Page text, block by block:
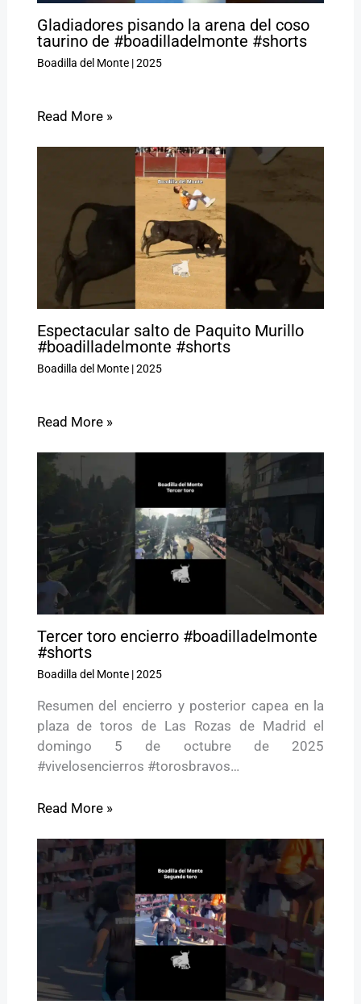
Gladiadores pisando la arena del coso
taurino de #boadilladelmonte #shorts
Boadilla del Monte|2025
Read More »
Espectacular salto de Paquito Murillo
#boadilladelmonte #shorts
Boadilla del Monte|2025
Read More »
Tercer toro encierro #boadilladelmonte
#shorts
Boadilla del Monte|2025
Resumen del encierro y posterior capea en la
plaza de toros de Las Rozas de Madrid el
domingo 5 de octubre de 2025
#vivelosencierros #torosbravos…
Read More »